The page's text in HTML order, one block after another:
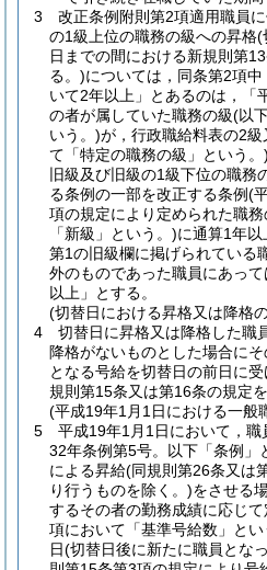
3
改正条例附則第2項適用職員
の1級上位の職務の級への昇格(
日までの間における新規則第
る。)については，同条第2項
いて2年以上」とあるのは，「
の者が属していた職務の級(以
いう。)が，行政職給料表の2級
て「特定の職務の級」という。)
旧級及び旧級の1級下位の職務
る条例の一部を改正する条例(
項の規定により定められた職務
「新級」という。)に通算1年
第1の旧級欄に掲げられている
外のものであった職員にあっ
以上」とする。
(切替日における昇格又は降格
4
切替日に昇格又は降格した職
降格がないものとした場合に
となる号給を切替日の前日に
規則第15条又は第16条の規定を
(平成19年1月1日における一般
5
平成19年1月1日において，職
32年条例第5号。以下「条例」
による昇給(同規則第26条又は
り行うものを除く。)をさせる
するその者の勤務成績に応じ
項において「基準号給数」とい
日(切替日後に新たに職員とな